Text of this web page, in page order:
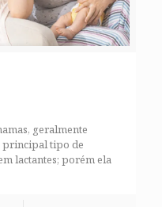
geralmente
principal tipo de
lactantes; porém ela